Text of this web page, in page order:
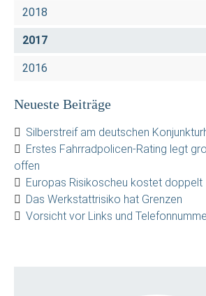
2018
2017
2016
Neueste Beiträge
Silberstreif am deutschen
Erstes Fahrradpolicen-Rating legt
offen
Europas Risikoscheu kostet doppelt
Das Werkstattrisiko hat Grenzen
Vorsicht vor Links und